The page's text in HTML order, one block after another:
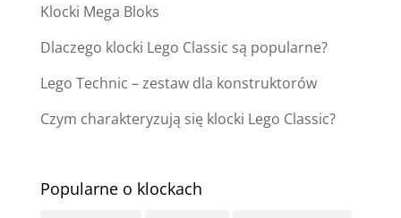
Klocki Mega Bloks
Dlaczego klocki Lego Classic są popularne?
Lego Technic – zestaw dla konstruktorów
Czym charakteryzują się klocki Lego Classic?
Popularne o klockach